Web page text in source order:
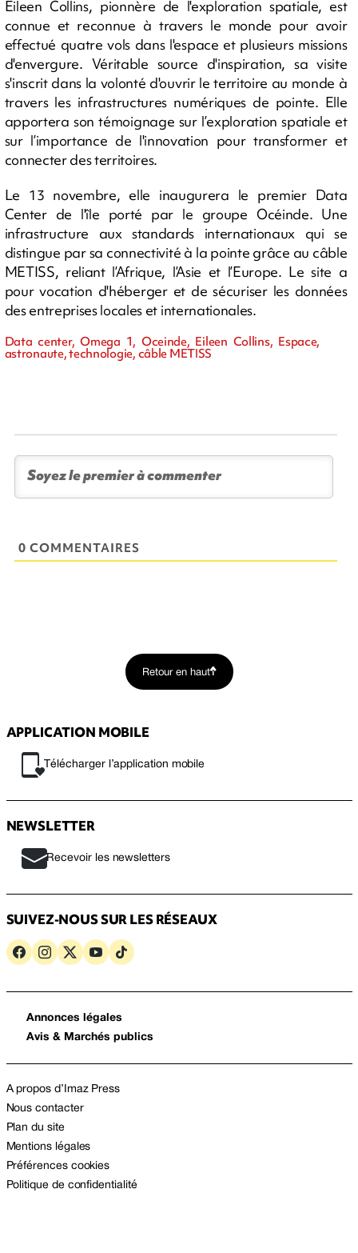
Eileen Collins, pionnère de l'exploration spatiale, est
connue et reconnue à travers le monde pour avoir
effectué quatre vols dans l'espace et plusieurs missions
d'envergure. Véritable source d'inspiration, sa visite
s'inscrit dans la volonté d'ouvrir le territoire au monde à
travers les infrastructures numériques de pointe. Elle
apportera son témoignage sur l’exploration spatiale et
sur l’importance de l'innovation pour transformer et
connecter des territoires.
Le 13 novembre, elle inaugurera le premier Data
Center de l'île porté par le groupe Océinde. Une
infrastructure aux standards internationaux qui se
distingue par sa connectivité à la pointe grâce au câble
METISS, reliant l’Afrique, l’Asie et l’Europe. Le site a
pour vocation d'héberger et de sécuriser les données
des entreprises locales et internationales.
Data center, Omega 1, Oceinde, Eileen Collins, Espace,
astronaute, technologie, câble METISS
0 COMMENTAIRES
Retour en haut
APPLICATION MOBILE
Télécharger l’application mobile
NEWSLETTER
Recevoir les newsletters
SUIVEZ-NOUS SUR LES RÉSEAUX
Annonces légales
Avis & Marchés publics
A propos d’Imaz Press
Nous contacter
Plan du site
Mentions légales
Préférences cookies
Politique de confidentialité